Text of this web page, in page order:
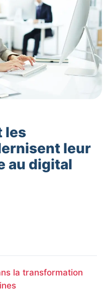
les
leur
au digital
la transformation